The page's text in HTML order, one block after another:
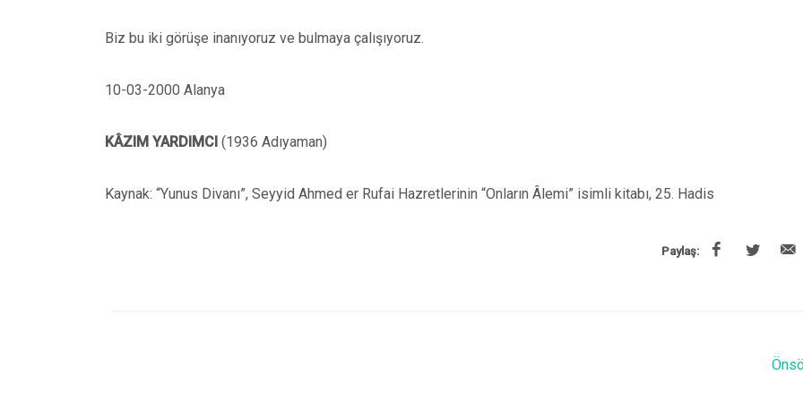
Biz bu iki görüşe inanıyoruz ve bulmaya çalışıyoruz.
10-03-2000 Alanya
KÂZIM YARDIMCI (1936 Adıyaman)
Kaynak: “Yunus Divanı”, Seyyid Ahmed er Rufai Hazretlerinin “Onların Âlemi” isimli kitabı, 25. Hadis
Paylaş: